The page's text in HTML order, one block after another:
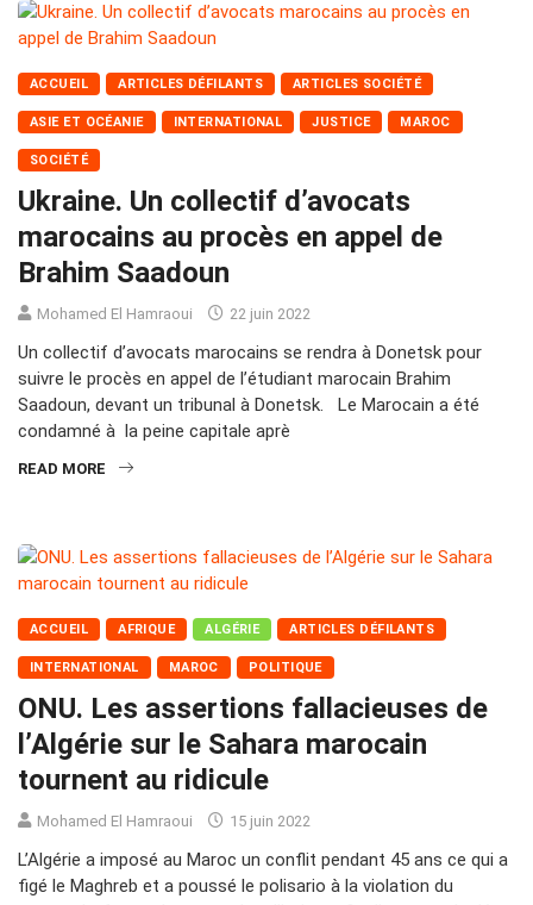
ACCUEIL ARTICLES DÉFILANTS ARTICLES SOCIÉTÉ
ASIE ET OCÉANIE INTERNATIONAL JUSTICE MAROC
SOCIÉTÉ
Ukraine. Un collectif d’avocats
marocains au procès en appel de
Brahim Saadoun
Mohamed El Hamraoui 22 juin 2022
Un collectif d’avocats marocains se rendra à Donetsk pour
suivre le procès en appel de l’étudiant marocain Brahim
Saadoun, devant un tribunal à Donetsk. Le Marocain a été
condamné à la peine capitale aprè
READ MORE
ACCUEIL AFRIQUE ALGÉRIE ARTICLES DÉFILANTS
INTERNATIONAL MAROC POLITIQUE
ONU. Les assertions fallacieuses de
l’Algérie sur le Sahara marocain
tournent au ridicule
Mohamed El Hamraoui 15 juin 2022
L’Algérie a imposé au Maroc un conflit pendant 45 ans ce qui a
figé le Maghreb et a poussé le polisario à la violation du